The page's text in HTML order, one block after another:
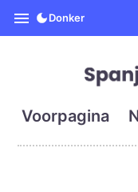
Donker
Voorpagina